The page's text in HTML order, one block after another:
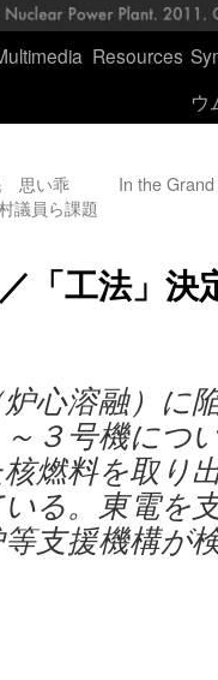
Resources
ウ
思い乖
議員ら課題
In the
「工法」決
心溶融）に
３号機につ
燃料を取り
る。東電を
支援機構が